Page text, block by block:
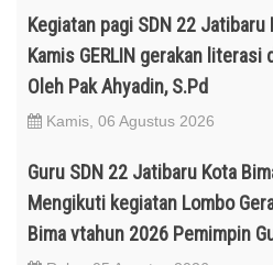
Kegiatan pagi SDN 22 Jatibaru
Kamis GERLIN gerakan
Oleh Pak Ahyadin, S.Pd
Kamis, 06 Agustus 2026
Guru SDN 22 Jatibaru Kota
Mengikuti kegiatan Lombo
Bima vtahun 2026 Pemimpin